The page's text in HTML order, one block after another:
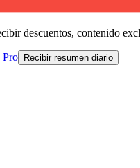
descuentos, contenido
Pro Recibir resumen diario